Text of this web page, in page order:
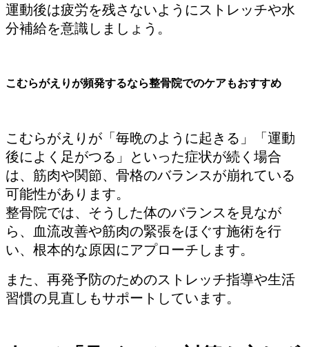
運動後は疲労を残さないようにストレッチや水
分補給を意識しましょう。
こむらがえりが頻発するなら整骨院でのケアもおすすめ
こむらがえりが「毎晩のように起きる」「運動
後によく足がつる」といった症状が続く場合
は、筋肉や関節、骨格のバランスが崩れている
可能性があります。
整骨院では、そうした体のバランスを見なが
ら、血流改善や筋肉の緊張をほぐす施術を行
い、根本的な原因にアプローチします。
また、再発予防のためのストレッチ指導や生活
習慣の見直しもサポートしています。